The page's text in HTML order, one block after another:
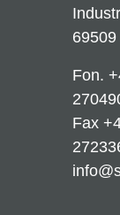
Fon.
Fax